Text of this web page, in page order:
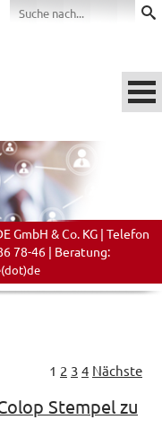
GmbH & Co. KG | Telefon
78-46 | Beratung:
1 2 3 4 Nächste
Stempel zu